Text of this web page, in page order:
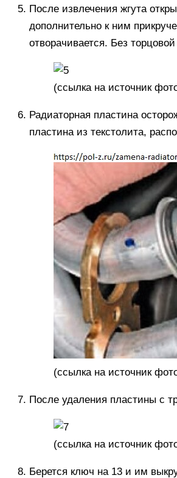
После извлечения жгута
дополнительно к ним
отворачивается. Без
(ссылка на источник
Радиаторная пластина
пластина из текстолита,
(ссылка на источник
После удаления пластины с
(ссылка на источник
Берется ключ на 13 и им